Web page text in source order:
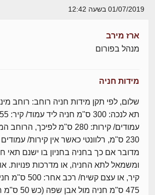
01/07/2019 בשעה 12:42
ארז מירב
מנהל בפורום
מידות חניה
עמודים/ קירות: 280 ס"מ לפיכך,
230 ס"מ, רלוונטי כאשר אין קירות/
מדובר אם כך בחניה בחניון בו ישנם תאי
ומשמאל לתא החניה, או מדרכות פנויות.
קיר, או עצם
475 ס"מ